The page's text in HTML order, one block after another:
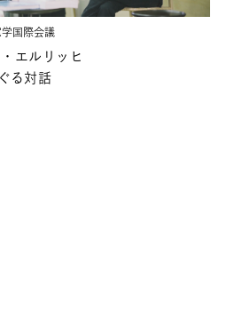
国際会議
エルリッヒ
る対話